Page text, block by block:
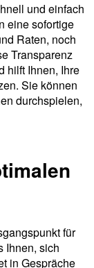
und einfach
eine sofortige
Raten, noch
Transparenz
hilft Ihnen, Ihre
Sie können
durchspielen,
für
Ihnen, sich
in Gespräche